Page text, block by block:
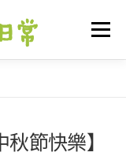
選單
登入節快樂】